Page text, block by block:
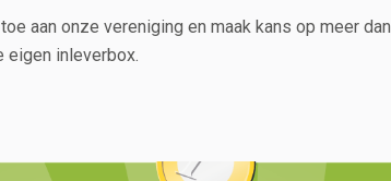
aan onze vereniging en maak kans op meer dan
eigen inleverbox.